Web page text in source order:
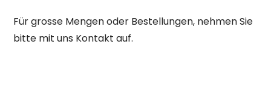
Für grosse Mengen oder Bestellungen, nehmen Sie
bitte mit uns Kontakt auf.